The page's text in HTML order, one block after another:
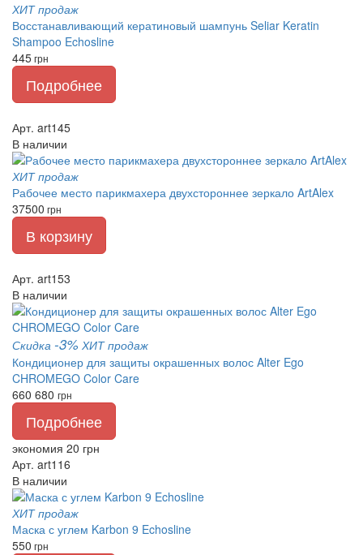
ХИТ продаж
Восстанавливающий кератиновый шампунь Seliar Keratin
Shampoo Echosline
445грн
Подробнее
Арт. art145
В наличии
ХИТ продаж
Рабочее место парикмахера двухстороннее зеркало ArtAlex
37500 грн
В корзину
Арт. art153
В наличии
Скидка -3% ХИТ продаж
Кондиционер для защиты окрашенных волос Alter Ego
CHROMEGO Color Care
660 680 грн
Подробнее
экономия 20 грн
Арт. art116
В наличии
ХИТ продаж
Маска с углем Karbon 9 Echosline
550 грн